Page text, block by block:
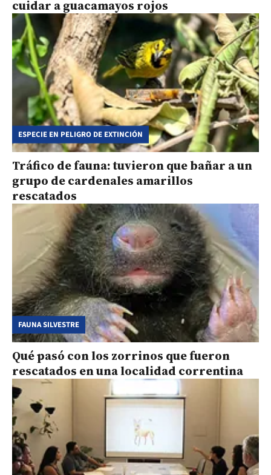
cuidar a guacamayos rojos
ESPECIE EN PELIGRO DE EXTINCIÓN
Tráfico de fauna: tuvieron que bañar a un
grupo de cardenales amarillos
rescatados
FAUNA SILVESTRE
Qué pasó con los zorrinos que fueron
rescatados en una localidad correntina